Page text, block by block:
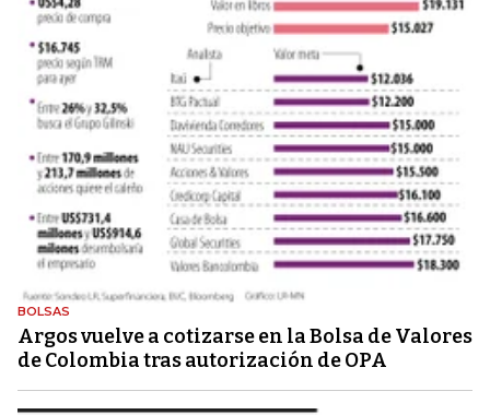
BOLSAS
Argos vuelve a cotizarse en la Bolsa de Valores
de Colombia tras autorización de OPA